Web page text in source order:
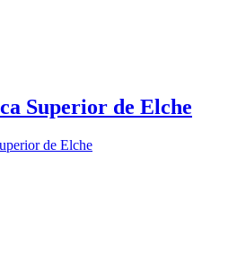
Superior de Elche
de Elche